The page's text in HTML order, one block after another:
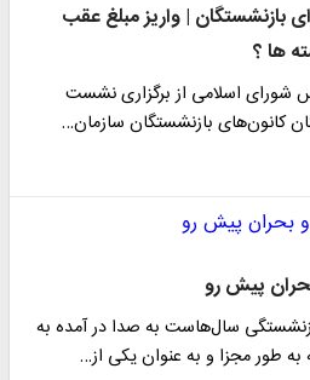
بازنشستگان | واریز مبلغ عقب
ها ؟
اسلامی از برگزاری نشست
کانون‌های بازنشستگان سازمان…
پیش رو
سال‌هاست به صدا در آمده به
طور مجزا و به عنوان یکی از…